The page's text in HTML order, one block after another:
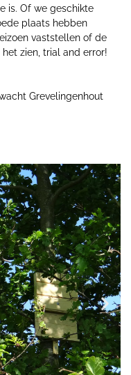
is. Of we geschikte
plaats hebben
vaststellen of de
zien, trial and error!
Grevelingenhout